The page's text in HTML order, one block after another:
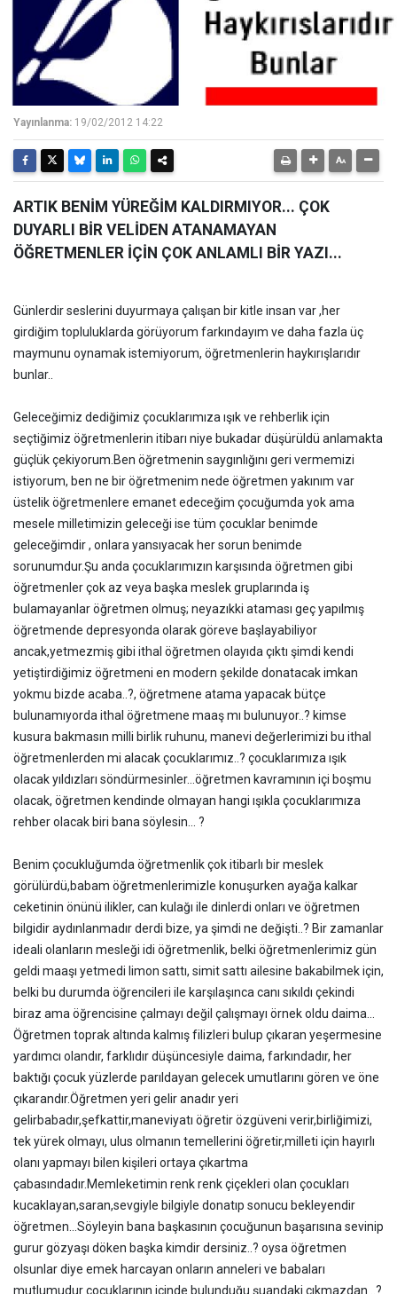
Yayınlanma: 19/02/2012 14:22
ARTIK BENİM YÜREĞİM KALDIRMIYOR... ÇOK
DUYARLI BİR VELİDEN ATANAMAYAN
ÖĞRETMENLER İÇİN ÇOK ANLAMLI BİR YAZI...
Günlerdir seslerini duyurmaya çalışan bir kitle insan var ,her
girdiğim topluluklarda görüyorum farkındayım ve daha fazla üç
maymunu oynamak istemiyorum, öğretmenlerin haykırışlarıdır
bunlar..
Geleceğimiz dediğimiz çocuklarımıza ışık ve rehberlik için
seçtiğimiz öğretmenlerin itibarı niye bukadar düşürüldü anlamakta
güçlük çekiyorum.Ben öğretmenin saygınlığını geri vermemizi
istiyorum, ben ne bir öğretmenim nede öğretmen yakınım var
üstelik öğretmenlere emanet edeceğim çocuğumda yok ama
mesele milletimizin geleceği ise tüm çocuklar benimde
geleceğimdir , onlara yansıyacak her sorun benimde
sorunumdur.Şu anda çocuklarımızın karşısında öğretmen gibi
öğretmenler çok az veya başka meslek gruplarında iş
bulamayanlar öğretmen olmuş; neyazıkki ataması geç yapılmış
öğretmende depresyonda olarak göreve başlayabiliyor
ancak,yetmezmiş gibi ithal öğretmen olayıda çıktı şimdi kendi
yetiştirdiğimiz öğretmeni en modern şekilde donatacak imkan
yokmu bizde acaba..?, öğretmene atama yapacak bütçe
bulunamıyorda ithal öğretmene maaş mı bulunuyor..? kimse
kusura bakmasın milli birlik ruhunu, manevi değerlerimizi bu ithal
öğretmenlerden mi alacak çocuklarımız..? çocuklarımıza ışık
olacak yıldızları söndürmesinler...öğretmen kavramının içi boşmu
olacak, öğretmen kendinde olmayan hangi ışıkla çocuklarımıza
rehber olacak biri bana söylesin... ?
Benim çocukluğumda öğretmenlik çok itibarlı bir meslek
görülürdü,babam öğretmenlerimizle konuşurken ayağa kalkar
ceketinin önünü ilikler, can kulağı ile dinlerdi onları ve öğretmen
bilgidir aydınlanmadır derdi bize, ya şimdi ne değişti..? Bir zamanlar
ideali olanların mesleği idi öğretmenlik, belki öğretmenlerimiz gün
geldi maaşı yetmedi limon sattı, simit sattı ailesine bakabilmek için,
belki bu durumda öğrencileri ile karşılaşınca canı sıkıldı çekindi
biraz ama öğrencisine çalmayı değil çalışmayı örnek oldu daima...
Öğretmen toprak altında kalmış filizleri bulup çıkaran yeşermesine
yardımcı olandır, farklıdır düşüncesiyle daima, farkındadır, her
baktığı çocuk yüzlerde parıldayan gelecek umutlarını gören ve öne
çıkarandır.Öğretmen yeri gelir anadır yeri
gelirbabadır,şefkattir,maneviyatı öğretir özgüveni verir,birliğimizi,
tek yürek olmayı, ulus olmanın temellerini öğretir,milleti için hayırlı
olanı yapmayı bilen kişileri ortaya çıkartma
çabasındadır.Memleketimin renk renk çiçekleri olan çocukları
kucaklayan,saran,sevgiyle bilgiyle donatıp sonucu bekleyendir
öğretmen...Söyleyin bana başkasının çocuğunun başarısına sevinip
gurur gözyaşı döken başka kimdir dersiniz..? oysa öğretmen
olsunlar diye emek harcayan onların anneleri ve babaları
mutlumudur çocuklarının içinde bulunduğu şuandaki çıkmazdan ..?